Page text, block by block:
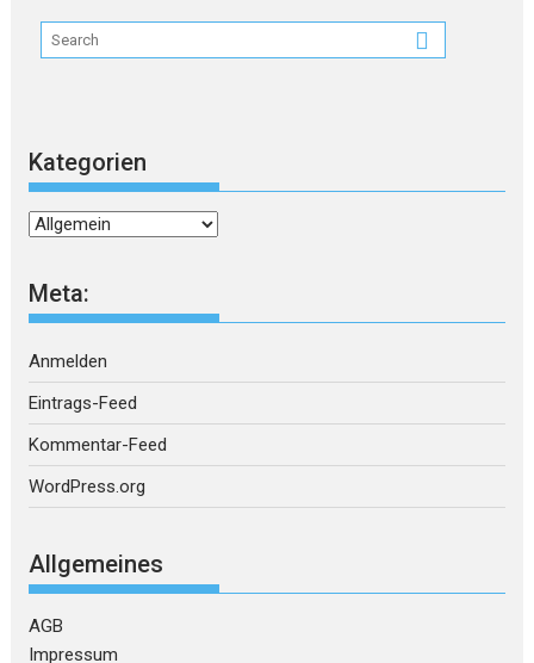
Kategorien
Kategorien
Meta:
Anmelden
Eintrags-Feed
Kommentar-Feed
WordPress.org
Allgemeines
AGB
Impressum